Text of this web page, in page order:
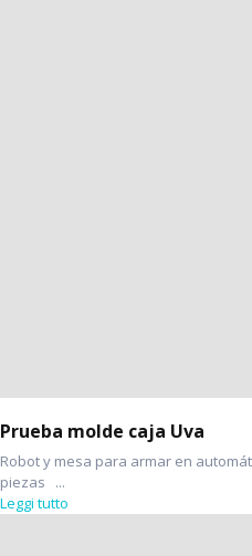
Prueba molde caja Uva
Robot y mesa para armar en
piezas ...
Leggi tutto